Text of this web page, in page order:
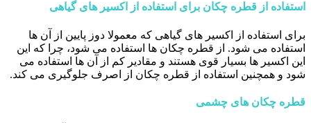
استفاده از قطره چکان برای استفاده از اکسیر های گیاهی
برای استفاده از اکسیر های گیاهی که معمولا دوز پایین از آن ها
استفاده می شود. از قطره چکان ها استفاده می شود، چرا که این
این اکسیر ها بسیار قوی هستند و مقادیر کم از آن ها استفاده می
شود و همچنین استفاده از قطره چکان از اصرف جلوگیری می کند.
قطره چکان های چشمی